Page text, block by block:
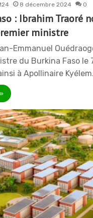
8 décembre 2024 0
: Ibrahim Traoré
ministre
Emmanuel
du Burkina Faso le
à Apollinaire